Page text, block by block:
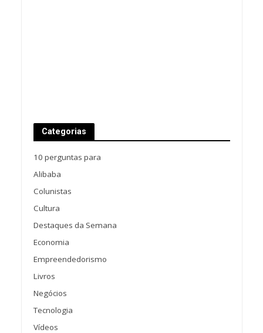
Categorias
10 perguntas para
Alibaba
Colunistas
Cultura
Destaques da Semana
Economia
Empreendedorismo
Livros
Negócios
Tecnologia
Vídeos